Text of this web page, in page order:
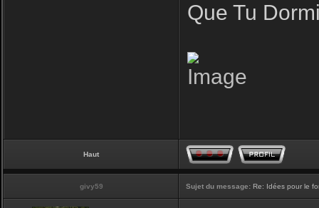
Que Tu
Haut
givy59 Sujet du message: Re: Idées pour le